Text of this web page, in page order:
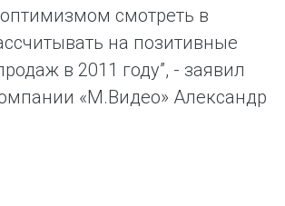
смотреть в
на позитивные
в 2011 году”, - заявил
«М.Видео» Александр